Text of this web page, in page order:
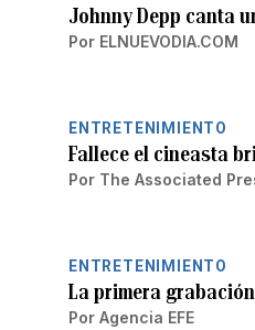
Johnny Depp canta
Por ELNUEVODIA.COM
ENTRETENIMIENTO
Fallece el cineasta
Por The Associated
ENTRETENIMIENTO
La primera
Por Agencia EFE